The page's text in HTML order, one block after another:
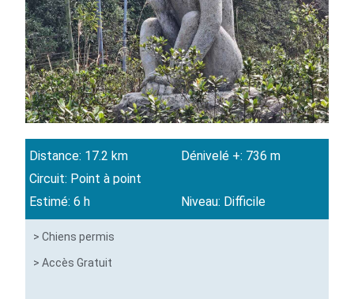
Distance: 17.2 km
Dénivelé +: 736 m
Circuit: Point à point
Estimé: 6 h
Niveau: Difficile
> Chiens permis
> Accès Gratuit